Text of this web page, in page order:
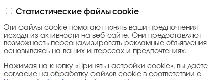
Статистические файлы cookie
Эти файлы cookie помогают понять ваши предпочтения
исходя из активности на веб-сайте. Они предоставляют
возможность персонализировать рекламные объявления
основываясь на ваших интересах и предпочтениях.
Нажимая на кнопку «Принять настройки cookie», вы даёте
согласие на обработку файлов cookie в соответствии с